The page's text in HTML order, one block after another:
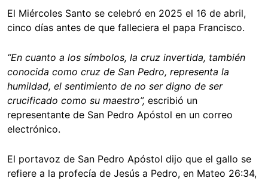
El Miércoles Santo se celebró en 2025 el 16 de abril,
cinco días antes de que falleciera el papa Francisco.
“En cuanto a los símbolos, la cruz invertida, también
conocida como cruz de San Pedro, representa la
humildad, el sentimiento de no ser digno de ser
crucificado como su maestro”, escribió un
representante de San Pedro Apóstol en un correo
electrónico.
El portavoz de San Pedro Apóstol dijo que el gallo se
refiere a la profecía de Jesús a Pedro, en Mateo 26:34,